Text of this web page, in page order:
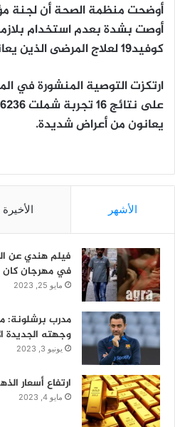
أوضحت منظمة الصحة أن لجنة
أوصت بشدة بعدم استخدام
كوفيد19 لعلاج المرضى الذين يعانون من أعراض بسيطة.
ارتكزت التوصية المنشورة في
يعانون من أعراض شديدة.
الأشهر الأخيرة
فيلم هندي عن
في مهرجان كان
مايو 25, 2023
مدرب برشلونة:
وجهته الجديدة
يونيو 3, 2023
ارتفاع أسعار
مايو 4, 2023